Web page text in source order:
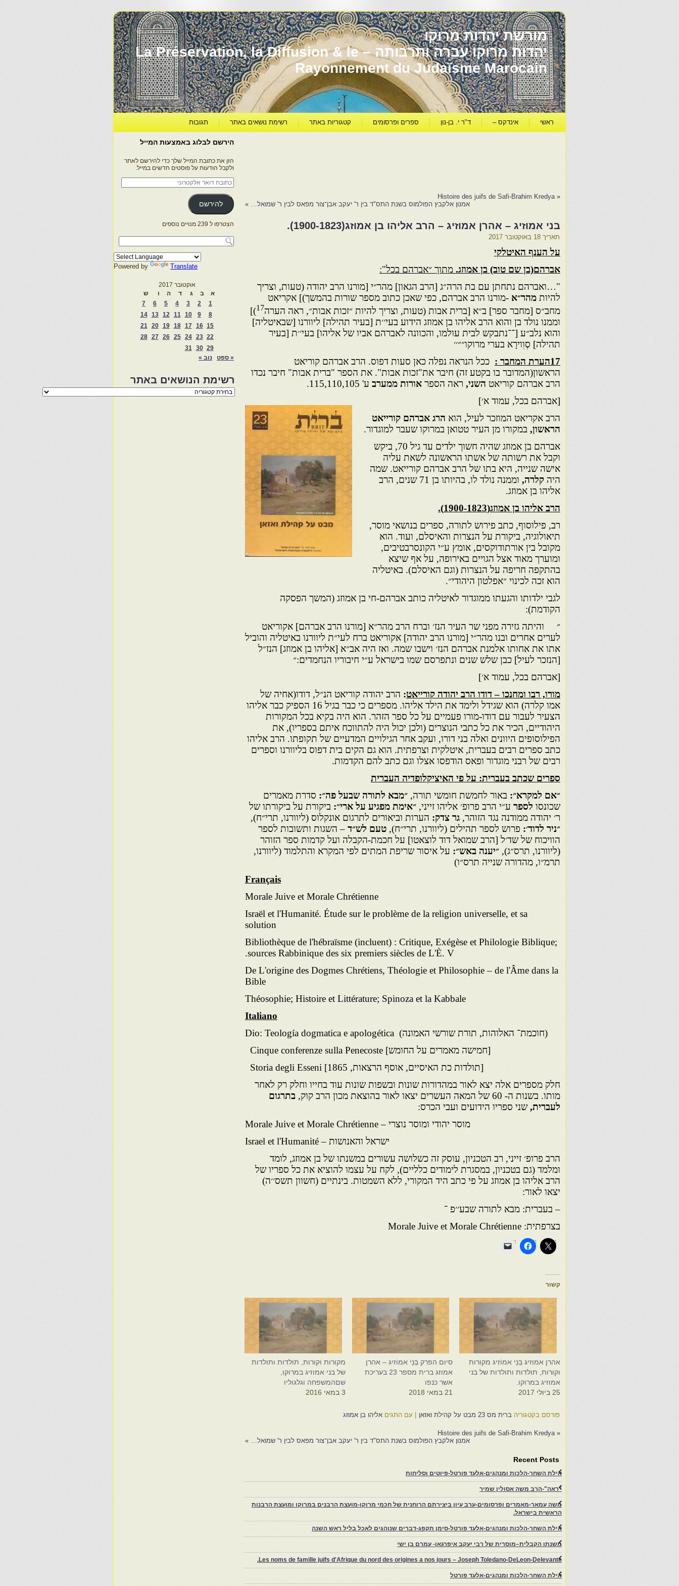
מורשת יהדות מרוקו
יהדות מרוקו עברה ותרבותה – La Préservation, la Diffusion & le
Rayonnement du Judaïsme Marocain
ראשי אינדקס – ד"ר י. בן-נון ספרים ופרסומים קטגוריות באתר רשימת נושאים באתר תגובות
«
Histoire des juifs de Safi-Brahim Kredya
אמנון אלקבץ הפולמוס בשנת התס"ד בין ר' יעקב אבן־צור מפאס לבין ר' שמואל… »
בני אמוזיג – אהרן אמוזיג – הרב אליהו בן אמוזג(1900-1823).
תאריך 18 באוקטובר 2017
על הענף האיטלקי
אברהם(בן שם טוב) בן אמוזג. מתוך ״אברהם בכל":
"…ואברהם נתחתן עם בת הרה״ג [הרב הגאון] מהר״י [מורנו הרב יהודה (טעות, וצריך
להיות מהר״א -מורנו הרב אברהם, כפי שאכן כתוב מספר שורות בהמשך)] אקריאט
מחב״ס [מחבר ספר] ב״א [ברית אבות (טעות, וצריך להיות ״זכות אבות״, ראה הערה17
)]
וממנו נולד בן והוא הרב אליהו בן אמוזג הידוע בעי׳׳ת [בעיר תהילה] ליוורנו [שבאיטליה]
והוא נלב״ע [־־נתבקש לבית עולמו, והכוונה לאברהם אביו של אליהו] בעי׳׳ת [בעיר
תהילה] סְוִוירָא בערי מרוקו״״׳׳
17הערת המחבר :
ככל הנראה נפלה כאן סעות דפוס. הרב אברהם קוריאט
הראשון(המדובר בו בקטע זה) חיבר את"זכות אבות". את הספר "ברית אבות" חיבר נכדו
הרב אברהם קוריאט השני, ראה הספר אורות ממערב ע' 115,110,105.
[אברהם בכל, עמוד א׳]
הרב אקריאט המוזכר לעיל, הוא הרג אברהם קורייאט
הראשון, במקורו מן העיר טטואן במרוקו שעבר למוגדור.
אברהם בן אמוזג שהיה חשוך ילדים עד גיל 70, ביקש
וקבל את רשותה של אשתו הראשונה לשאת עליה
אישה שנייה, היא בתו של הרב אברהם קורייאט. שמה
היה קלרה,
וממנה נולד לו, בהיותו בן 71 שנים, הרב
אליהו בן אמוזג.
הרב אליהו בן אמוזג(1900-1823).
רב, פילוסוף, כתב פירוש לתורה, ספרים בנושאי מוסר,
תיאולוגיה, ביקורת על הנצרות והאיסלם, ועוד. הוא
מקובל בין אורתודוקסים, אומץ ע״י הקונסרבטיבים,
ומוערך מאוד אצל הגויים באירופה, על אף שיצא
בהתקפה חריפה על הנצרות (וגם האיסלם). באיטליה
הוא זכה לכינוי ״אפלטון היהודי״.
לגבי ילדותו והגעתו ממוגדור לאיטליה כותב אברהם-חי בן אמוזג (המשך הפסקה
הקודמת):
״ והיתה גזירה מפני שר העיר הנז׳ וברח הרב מהר״א [מורנו הרב אברהם] אקוריאט
לערים אחרים ובנו מהר״י [מורנו הרב יהודה] אקוריאט ברח לעי״ת ליוורנו באיטליה והוביל
אתו את אחותו אלמנת אברהם הנז׳ וישבו שמה. ואז היה אב״א [אליהו בן אמוזג] הנז״ל
[הנזכר לעיל] כבן שלש שנים ונתפרסם שמו בישראל ע״י חיבוריו הנחמדים:״
[אברהם בכל, עמוד א׳]
מורו, רבו ומחנכו – דודו הרב יהודה קורייאט: הרב יהודה קוריאט הנ״ל, דודו(אחיה של
אמו קלרה) הוא שגידל ולימד את הילד אליהו. מספרים כי כבר בגיל 16 הספיק כבר אליהו
הצעיר לעבור עם דודו-מורו פעמיים על כל ספר הזהר. הוא היה בקיא בכל המקורות
היהודיים, הכיר את כל כתבי הנוצרים (ולכן יכול היה להתווכח איתם בספריו), את
הפילוסופים היוונים ואלה בני דורו, ועקב אחר הגילויים המדעיים של תקופתו. הרב אליהו
כתב ספרים רבים בעברית, איטלקית וצרפתית. הוא גם הקים בית דפוס בליוורנו וספרים
רבים של רבני מוגדור ופאס הודפסו אצלו וגם כתב להם הקדמות.
ספרים שכתב בעברית: על פי האיציקלופדיה העברית
״אם למקרא״: באור לחמשת חומשי תורה, ״מבא לתורה שבעל פה״: סדרת מאמרים
שכונסו לספר ע״י הרב פרופ׳ אליהו זייני, ״אימת מפגיע על ארי״: ביקורת על ביקורתו של
ר׳ יהודה ממודנה נגד הזוהר, גר צדק: הערות וביאורים לתרגום אונקלוס (ליוורנו, תרי״ח),
״ניר לדוד׳: פרוש לספר תהילים (ליוורנו, תרי״ח), טעם לש״ד – השגות ותשובות לספר
הוויכוח של שד׳ל [הרב שמואל דוד לוצאטו] על חכמת-הקבלה ועל קדמות ספר הזוהר
(ליוורנו, תרס״ג), ״יענה באש״: על איסור שריפת המתים לפי המקרא והתלמוד (ליוורנו,
תרמ״ו, מהדורה שנייה תרס״ו)
Français
Morale Juive et Morale Chrétienne
Israël et l'Humanité. Étude sur le problème de la religion universelle, et sa
solution
Bibliothèque de l'hébraïsme (incluent) : Critique, Exégèse et Philologie Biblique;
sources Rabbinique des six premiers siècles de L'È. V.
De L'origine des Dogmes Chrétiens, Théologie et Philosophie – de l'Âme dans la
Bible
Théosophie; Histoire et Littérature; Spinoza et la Kabbale
Italiano
(חוכמת־ האלוהות, תורת שורשי האמונה) Dio: Teología dogmatica e apologética
[חמישה מאמרים על החומש] Cinque conferenze sulla Penecoste
[תולדות כת האיסיים, אוסף הרצאות, 1865] Storia degli Esseni
חלק מספרים אלה יצא לאור במהדורות שונות ובשפות שונות עוד בחייו וחלק רק לאחר
מותו. בשנות ה- 60 של המאה העשרים יצאו לאור בהוצאת מכון הרב קוק,
בתרגום
לעברית,שני ספריו הידועים ועבי הכרס:
מוסר יהודי ומוסר נוצרי – Morale Juive et Morale Chrétienne
ישראל והאנושות – Israel et l'Humanité
הרב פרופ׳ זייני, רב הטכניון, עוסק זה כשלושה עשורים במשנתו של בן אמוזג, לומד
ומלמד (גם בטכניון, במסגרת לימודים כלליים), לקח על עצמו להוציא את כל ספריו של
הרב אליהו בן אמוזג על פי כתב היד המקורי, ללא השמטות. בינתיים (חשוון תשס׳׳ה)
יצאו לאור:
– בעברית: מבא לתורה שבע׳׳פ ־
בצרפתית: Morale Juive et Morale Chrétienne
קשור
אהרן אמוזיג בְּנֵי אמוֹזִיג מקורות
וקורות, תולדות ותולדות של בני
אמוזיג במרוקו.
25 ביולי 2017
סיום הפרק בְּנֵי אמוֹזיִג – אהרן
אמוזג ברית מספר 23 בעריכת
אשר כנפו
21 במאי 2018
מקורות וקורות, תולדות ותולדות
של בני אמוזיג במרוקו,
שםהמשפחה וגלגוליו
3 במאי 2016
פורסם בקטגוריה ברית מס 23 מבט על קהילת ואזאן עם התגים אליהו בן אמוזג
«
Histoire des juifs de Safi-Brahim Kredya
אמנון אלקבץ הפולמוס בשנת התס"ד בין ר' יעקב אבן־צור מפאס לבין ר' שמואל… »
Recent Posts
אילת השחר-הלכות ומנהגים-אלעד פורטל-פיוטים וסליחות
"ראה"-הרב משה אסולין שמיר
משה עמאר-מאמרים ופרסומים-ערב עיון ביצירתם הרוחנית של חכמי מרוקו-מועצת הרבנים במרוקו ומועצת הרבנות
הראשית בישראל.
אילת השחר-הלכות ומנהגים-אלעד פורטל-סימן תקפג-דברים שנוהגים לאכל בליל ראש השנה
משנתו הקבלית–מוסרית של רבי יעקב איפרגאן- עמרם בן ישי
Les noms de famille juifs d'Afrique du nord des origines a nos jours – Joseph Toledano-DeLeon-Delevante.
אילת השחר-הלכות ומנהגים-אלעד פורטל
הירשם לבלוג באמצעות המייל
הזן את כתובת המייל שלך כדי להירשם לאתר
ולקבל הודעות על פוסטים חדשים במייל.
כתובת
דואר
אלקטרוני
להירשם
הצטרפו ל 239 מנויים נוספים
Powered by Translate
אוקטובר 2017
א
ב ג ד ה ו
ש
1
2
3
4
5
6
7
8
9
10
11
12
13
14
15
16
17
18
19
20
21
22
23
24
25
26
27
28
29
30
31
« ספט
נוב »
רשימת הנושאים באתר
רשימת
הנושאים